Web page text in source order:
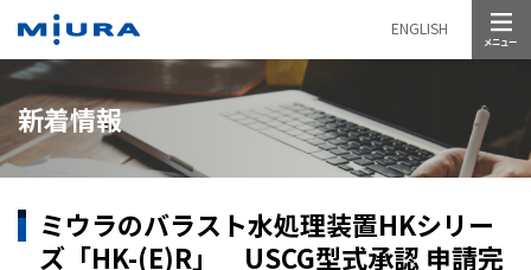
ENGLISH
新着情報
ミウラのバラスト水処理装置HKシリー
ズ「HK-(E)R」 USCG型式承認 申請完